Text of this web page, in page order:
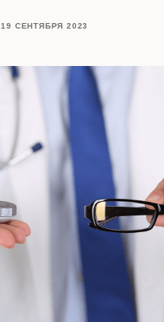
Контакты
Заказать
+7 (495)
19 СЕНТЯБРЯ 2023